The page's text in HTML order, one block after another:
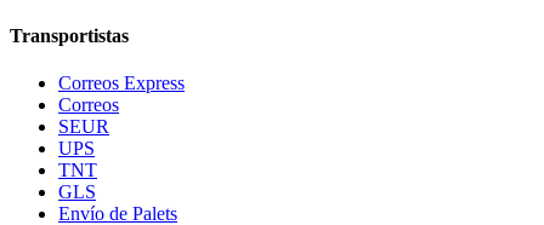
Transportistas
Correos Express
Correos
SEUR
UPS
TNT
GLS
Envío de Palets